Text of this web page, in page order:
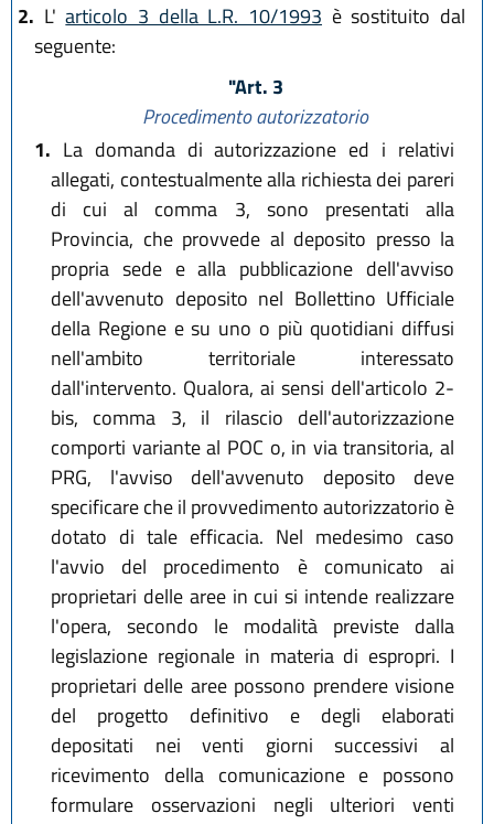
2. L'articolo 3 della L.R. 10/1993 è sostituito dal
seguente:
"Art. 3
Procedimento autorizzatorio
1. La domanda di autorizzazione ed i relativi
allegati, contestualmente alla richiesta dei pareri
di cui al comma 3, sono presentati alla
Provincia, che provvede al deposito presso la
propria sede e alla pubblicazione dell'avviso
dell'avvenuto deposito nel Bollettino Ufficiale
della Regione e su uno o più quotidiani diffusi
nell'ambito territoriale interessato
dall'intervento. Qualora, ai sensi dell'articolo 2-
bis, comma 3, il rilascio dell'autorizzazione
comporti variante al POC o, in via transitoria, al
PRG, l'avviso dell'avvenuto deposito deve
specificare che il provvedimento autorizzatorio è
dotato di tale efficacia. Nel medesimo caso
l'avvio del procedimento è comunicato ai
proprietari delle aree in cui si intende realizzare
l'opera, secondo le modalità previste dalla
legislazione regionale in materia di espropri. I
proprietari delle aree possono prendere visione
del progetto definitivo e degli elaborati
depositati nei venti giorni successivi al
ricevimento della comunicazione e possono
formulare osservazioni negli ulteriori venti